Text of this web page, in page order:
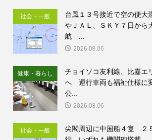
社会・一般
台風１３号接近で空の便大
やＪＡＬ、ＳＫＹ７日から
航 ...
2026.08.06
健康・暮らし
チョイソコ友利線、比嘉エ
へ 運行車両も福祉仕様
公...
2026.08.06
社会・一般
尖閣周辺に中国船４隻 ２